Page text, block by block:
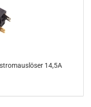
14,5A